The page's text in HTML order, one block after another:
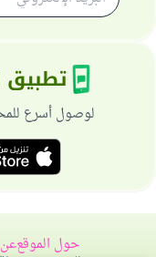
تطبيق
لوصول أسرع
حول الموقع